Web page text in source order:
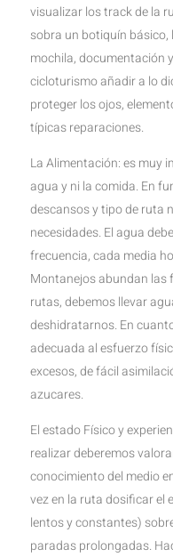
visualizar los track de la
sobra un botiquín básico,
mochila, documentación
cicloturismo añadir a lo
proteger los ojos,
típicas reparaciones.
La Alimentación: es muy
agua y ni la comida. En
descansos y tipo de ruta
necesidades. El agua
frecuencia, cada media
Montanejos abundan las
rutas, debemos llevar
deshidratarnos. En
adecuada al esfuerzo
excesos, de fácil
azucares.
El estado Físico y
realizar deberemos
conocimiento del medio
vez en la ruta dosificar el
lentos y constantes)
paradas prolongadas.